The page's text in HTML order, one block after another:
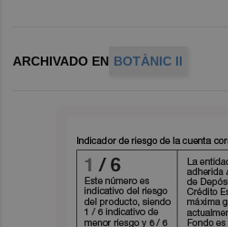
ARCHIVADO EN BOTÀNIC II